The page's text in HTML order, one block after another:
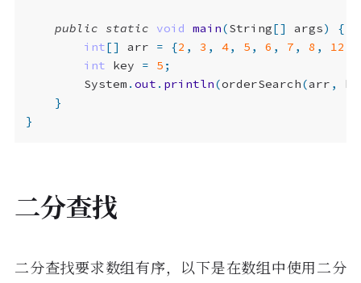
public static void main(String[] args)
{
int[] arr = {2 , 3 , 4, 5 , 6 , 7 , 8 , 12
int
key = 5 ;
System .out . println(orderSearch(arr ,
}
}
二分查找
二分查找要求数组有序，以下是在数组中使用二分